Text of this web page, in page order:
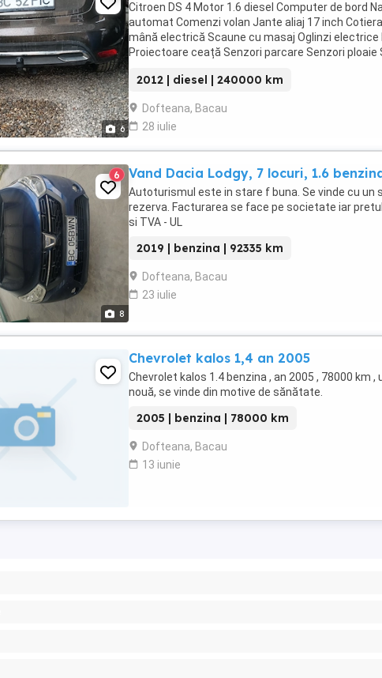
6
Citroen DS 4 Motor 1.6 diesel Computer de bord
automat Comenzi volan Jante aliaj 17 inch
mână electrică Scaune cu masaj Oglinzi
Proiectoare ceață Senzori parcare Senzori ploaie
2012 | diesel | 240000 km
Dofteana, Bacau
28 iulie
8
6 Vand Dacia Lodgy, 7 locuri, 1.6
Autoturismul este in stare f buna. Se vinde cu un
rezerva. Facturarea se face pe societate iar
si TVA - UL
2019 | benzina | 92335 km
Dofteana, Bacau
23 iulie
Chevrolet kalos 1,4 an 2005
Chevrolet kalos 1.4 benzina , an 2005 , 78000 km ,
nouă, se vinde din motive de sănătate.
2005 | benzina | 78000 km
Dofteana, Bacau
13 iunie